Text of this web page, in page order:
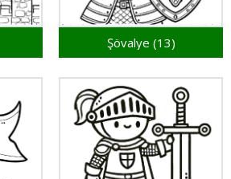
Şövalye (13)